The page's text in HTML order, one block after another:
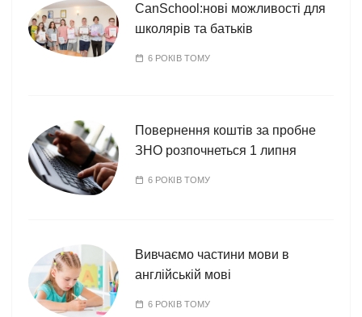
CanSchool:нові можливості для
школярів та батьків
6 РОКІВ ТОМУ
Повернення коштів за пробне
ЗНО розпочнеться 1 липня
6 РОКІВ ТОМУ
Вивчаємо частини мови в
англійській мові
6 РОКІВ ТОМУ